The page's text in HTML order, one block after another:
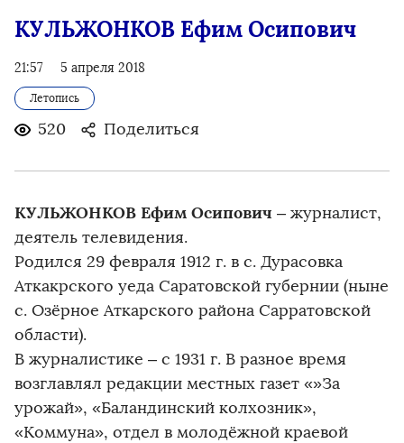
КУЛЬЖОНКОВ Ефим Осипович
21:57 5 апреля 2018
Летопись
520 Поделиться
КУЛЬЖОНКОВ Ефим Осипович – журналист,
деятель телевидения.
Родился 29 февраля 1912 г. в с. Дурасовка
Аткакрского уеда Саратовской губернии (ныне
с. Озёрное Аткарского района Сарратовской
области).
В журналистике – с 1931 г. В разное время
возглавлял редакции местных газет «»За
урожай», «Баландинский колхозник»,
«Коммуна», отдел в молодёжной краевой